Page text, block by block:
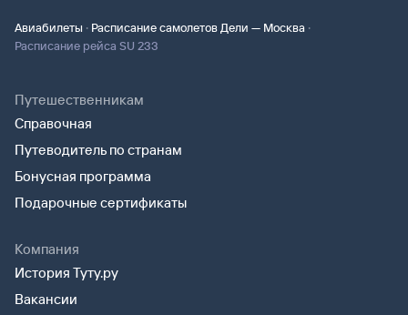
Авиабилеты · Расписание самолетов Дели — Москва ·
Расписание рейса SU 233
Путешественникам
Справочная
Путеводитель по странам
Бонусная программа
Подарочные сертификаты
Компания
История Туту.ру
Вакансии